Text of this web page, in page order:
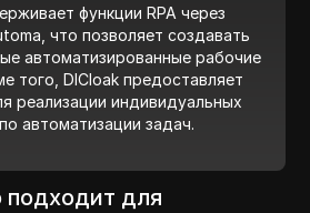
функции RPA через
что позволяет создавать
автоматизированные рабочие
того, DICloak предоставляет
реализации индивидуальных
автоматизации задач.
для